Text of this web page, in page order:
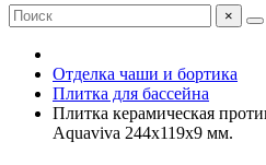
×
Отделка чаши и бортика
Плитка для бассейна
Плитка керамическая
Aquaviva 244х119х9 мм.